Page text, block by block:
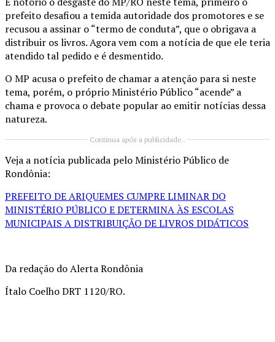
prefeito desafiou a temida autoridade dos promotores e se
recusou a assinar o “termo de conduta”, que o obrigava a
distribuir os livros. Agora vem com a notícia de que ele teria
atendido tal pedido e é desmentido.
O MP acusa o prefeito de chamar a atenção para si neste
tema, porém, o próprio Ministério Público “acende” a
chama e provoca o debate popular ao emitir notícias dessa
natureza.
Continua após a publicidade..
Veja a notícia publicada pelo Ministério Público de
Rondônia:
PREFEITO DE ARIQUEMES CUMPRE LIMINAR DO
MINISTÉRIO PÚBLICO E DETERMINA ÀS ESCOLAS
MUNICIPAIS A DISTRIBUIÇÃO DE LIVROS DIDÁTICOS
Da redação do Alerta Rondônia
Ítalo Coelho DRT 1120/RO.